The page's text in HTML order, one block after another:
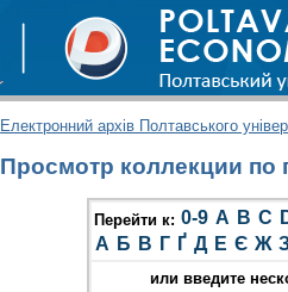
Електронний архів Полтавського
Просмотр коллекции по
Перейти к: 0-9 A B C
А Б В Г Ґ Д Е Є Ж
или введите